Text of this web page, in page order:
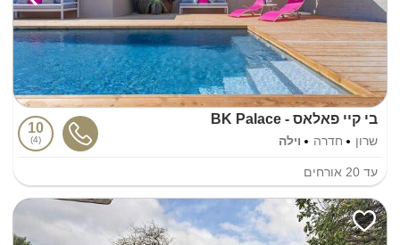
בי קיי פאלאס - BK Palace
שרון חדרה וילה
10
4
עד 20 אורחים